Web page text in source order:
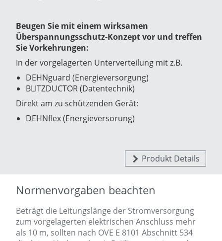
Beugen Sie mit einem wirksamen
Überspannungsschutz-Konzept vor und treffen
Sie Vorkehrungen:
In der vorgelagerten Unterverteilung mit z.B.
DEHNguard (Energieversorgung)
BLITZDUCTOR (Datentechnik)
Direkt am zu schützenden Gerät:
DEHNflex (Energieversorung)
Produkt Details
Normenvorgaben beachten
Beträgt die Leitungslänge der Stromversorgung
zum vorgelagerten elektrischen Anschluss mehr
als 10 m, sollten nach OVE E 8101 Abschnitt 534